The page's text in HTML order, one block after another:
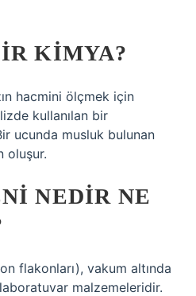
KIMYA?
hacmini ölçmek için
kullanılan bir
ucunda musluk bulunan
oluşur.
NEDIR NE
flakonları), vakum altında
malzemeleridir.